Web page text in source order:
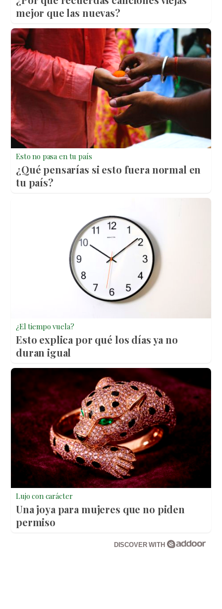
mejor que las nuevas?
Esto no pasa en tu país
¿Qué pensarías si esto fuera normal en
tu país?
¿El tiempo vuela?
Esto explica por qué los días ya no
duran igual
Lujo con carácter
Una joya para mujeres que no piden
permiso
DISCOVER WITH